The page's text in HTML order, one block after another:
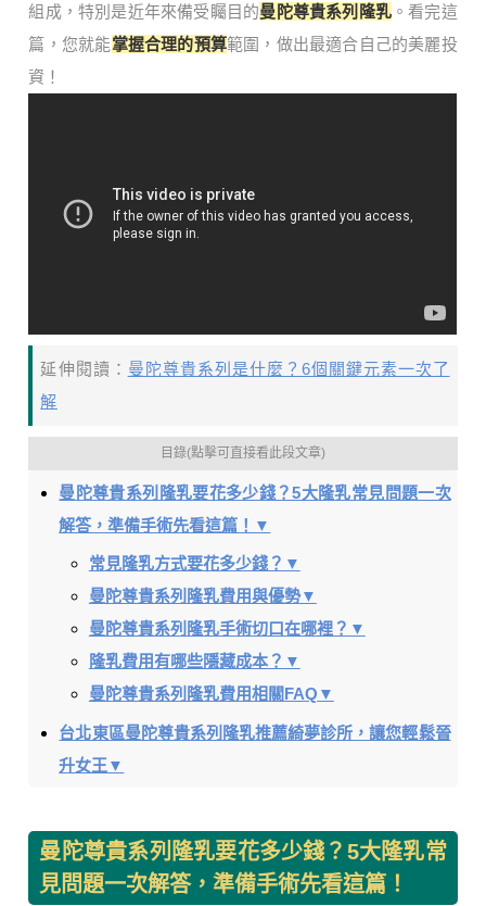
組成，特別是近年來備受矚目的曼陀尊貴系列隆乳。看完這
篇，您就能掌握合理的預算範圍，做出最適合自己的美麗投
資！
延伸閱讀： 曼陀尊貴系列是什麼？6個關鍵元素一次了
解
目錄(點擊可直接看此段文章)
曼陀尊貴系列隆乳要花多少錢？5大隆乳常見問題一次
解答，準備手術先看這篇！▼
常見隆乳方式要花多少錢？▼
曼陀尊貴系列隆乳費用與優勢▼
曼陀尊貴系列隆乳手術切口在哪裡？▼
隆乳費用有哪些隱藏成本？▼
曼陀尊貴系列隆乳費用相關FAQ▼
台北東區曼陀尊貴系列隆乳推薦綺夢診所，讓您輕鬆晉
升女王▼
曼陀尊貴系列隆乳要花多少錢？5大隆乳常
見問題一次解答，準備手術先看這篇！